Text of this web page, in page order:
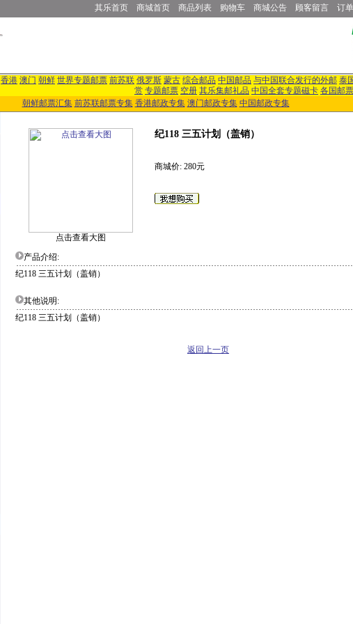
其乐首页 商城首页 商品列表 购物车 商城公告 顾客留言 订
香港 澳门 朝鲜 世界专题邮票 前苏联 俄罗斯 蒙古 综合邮品 中国邮品 与中国联合发行的外邮 泰
赏 专题邮票 空册 其乐集邮礼品 中国全套专题磁卡 各国邮
朝鲜邮票汇集 前苏联邮票专集 香港邮政专集 澳门邮政专集 中国邮政专集
点击查看大图
纪118 三五计划（盖销）
商城价: 280元
产品介绍:
纪118 三五计划（盖销）
其他说明:
纪118 三五计划（盖销）
返回上一页